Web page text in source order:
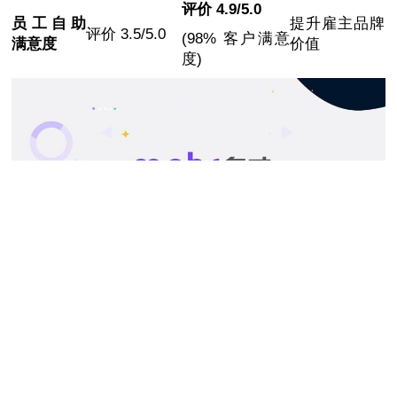
员工自助
满意度
评价 3.5/5.0
评价 4.9/5.0
(98% 客户满意
度)
提升雇主品牌
价值